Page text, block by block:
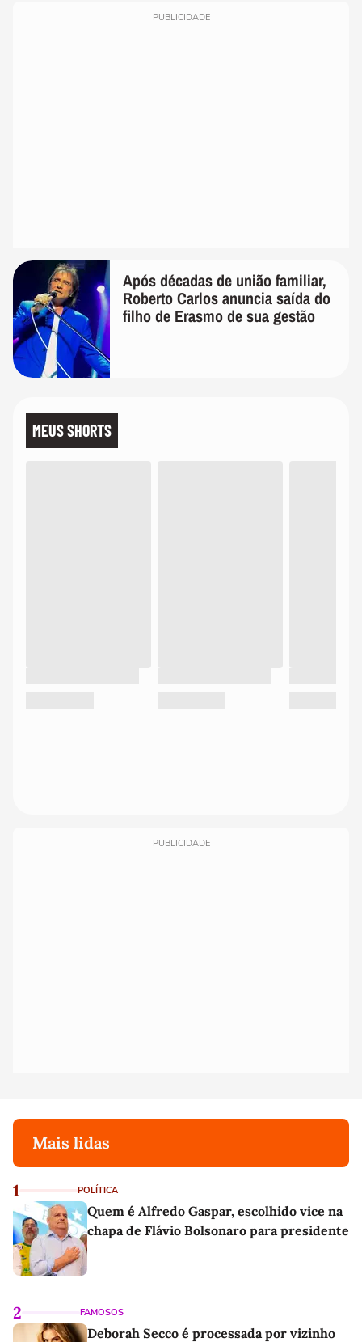
PUBLICIDADE
Após décadas de união familiar,
Roberto Carlos anuncia saída do
filho de Erasmo de sua gestão
MEUS SHORTS
PUBLICIDADE
Mais lidas
1 POLÍTICA
Quem é Alfredo Gaspar, escolhido vice na
chapa de Flávio Bolsonaro para presidente
2 FAMOSOS
Deborah Secco é processada por vizinho